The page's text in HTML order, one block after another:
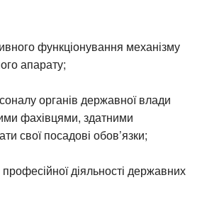
функціонування механізму
апарату;
органів державної влади
фахівцями, здатними
свої посадові обов’язки;
діяльності державних